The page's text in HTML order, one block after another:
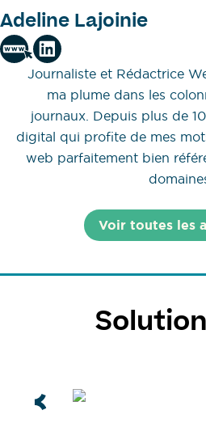
Adeline Lajoinie
Journaliste et Rédactrice
ma plume dans les
journaux. Depuis plus de
digital qui profite de mes
web parfaitement bien
Voir toutes les